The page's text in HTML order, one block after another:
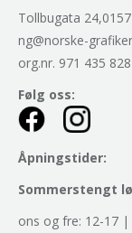
Tollbugata
ng@norske-
org.nr. 971 435 828
Følg oss:
Åpningstider:
Sommerstengt
ons og fre: 12-17